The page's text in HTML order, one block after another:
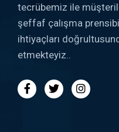
tecrübemiz ile
şeffaf çalışma
ihtiyaçları
etmekteyiz..